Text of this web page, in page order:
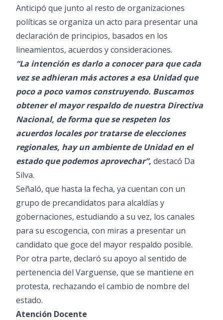
Anticipó que junto al resto de organizaciones
políticas se organiza un acto para presentar una
declaración de principios, basados en los
lineamientos, acuerdos y consideraciones.
“La intención es darlo a conocer para que cada
vez se adhieran más actores a esa Unidad que
poco a poco vamos construyendo. Buscamos
obtener el mayor respaldo de nuestra Directiva
Nacional, de forma que se respeten los
acuerdos locales por tratarse de elecciones
regionales, hay un ambiente de Unidad en el
estado que podemos aprovechar”, destacó Da
Silva.
Señaló, que hasta la fecha, ya cuentan con un
grupo de precandidatos para alcaldías y
gobernaciones, estudiando a su vez, los canales
para su escogencia, con miras a presentar un
candidato que goce del mayor respaldo posible.
Por otra parte, declaró su apoyo al sentido de
pertenencia del Varguense, que se mantiene en
protesta, rechazando el cambio de nombre del
estado.
Atención Docente